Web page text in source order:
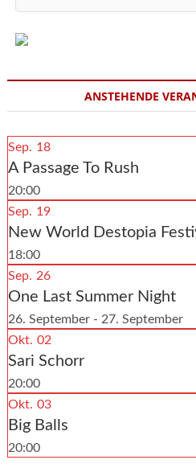
ANSTEHENDE
Sep. 18
A Passage To Rush
20:00
Sep. 19
New World Destopia
18:00
Sep. 26
One Last Summer Night
26. September - 27. September
Okt. 02
Sari Schorr
20:00
Okt. 03
Big Balls
20:00